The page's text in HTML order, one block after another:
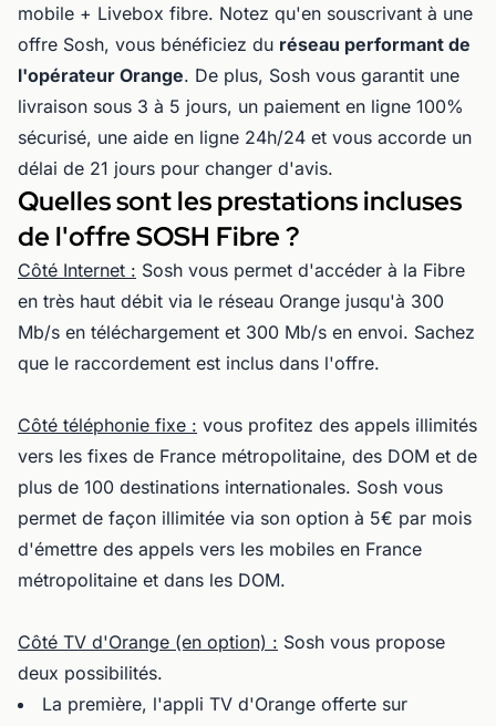
mobile + Livebox fibre. Notez qu'en souscrivant à une
offre Sosh, vous bénéficiez du réseau performant de
l'opérateur Orange. De plus, Sosh vous garantit une
livraison sous 3 à 5 jours, un paiement en ligne 100%
sécurisé, une aide en ligne 24h/24 et vous accorde un
délai de 21 jours pour changer d'avis.
Quelles sont les prestations incluses
de l'offre SOSH Fibre ?
Côté Internet : Sosh vous permet d'accéder à la Fibre
en très haut débit via le réseau Orange jusqu'à 300
Mb/s en téléchargement et 300 Mb/s en envoi. Sachez
que le raccordement est inclus dans l'offre.
Côté téléphonie fixe : vous profitez des appels illimités
vers les fixes de France métropolitaine, des DOM et de
plus de 100 destinations internationales. Sosh vous
permet de façon illimitée via son option à 5€ par mois
d'émettre des appels vers les mobiles en France
métropolitaine et dans les DOM.
Côté TV d'Orange (en option) : Sosh vous propose
deux possibilités.
La première, l'appli TV d'Orange offerte sur